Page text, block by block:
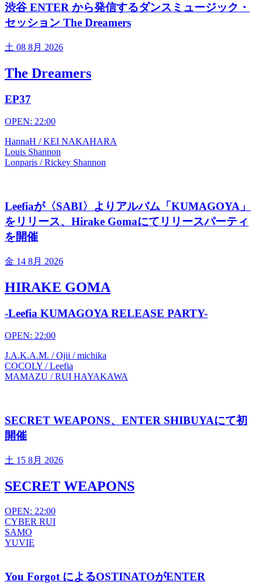
渋谷 ENTER から発信するダンスミュージック・
セッション The Dreamers
土 08 8月 2026
The Dreamers
EP37
OPEN: 22:00
HannaH / KEI NAKAHARA
Louis Shannon
Lonparis / Rickey Shannon
Leefiaが〈SABI〉よりアルバム「KUMAGOYA」
をリリース、Hirake Gomaにてリリースパーティ
を開催
金 14 8月 2026
HIRAKE GOMA
-Leefia KUMAGOYA RELEASE PARTY-
OPEN: 22:00
J.A.K.A.M. / Ojii / michika
COCOLY / Leefia
MAMAZU / RUI HAYAKAWA
SECRET WEAPONS、ENTER SHIBUYAにて初
開催
土 15 8月 2026
SECRET WEAPONS
OPEN: 22:00
CYBER RUI
SAMO
YUVIE
You Forgot によるOSTINATOがENTER